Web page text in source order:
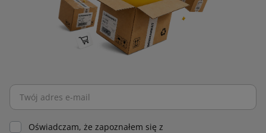
Oświadczam, że zapoznałem się z